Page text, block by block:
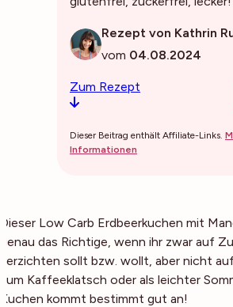
Rezept von Kathrin
vom 04.08.2024
Zum Rezept
Dieser Beitrag enthält Affiliate-Links.
Informationen
Dieser Low Carb Erdbeerkuchen mit
genau das Richtige, wenn ihr zwar auf
verzichten sollt bzw. wollt, aber nicht
zum Kaffeeklatsch oder als leichter
Kuchen kommt bestimmt gut an!